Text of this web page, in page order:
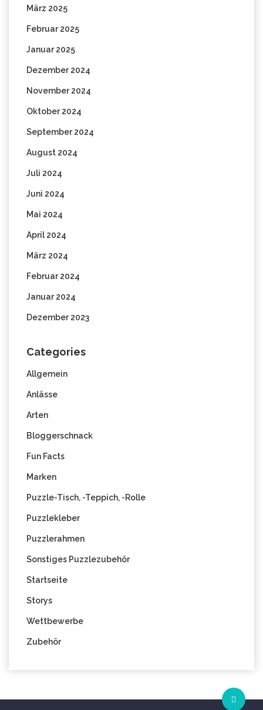
März 2025
Februar 2025
Januar 2025
Dezember 2024
November 2024
Oktober 2024
September 2024
August 2024
Juli 2024
Juni 2024
Mai 2024
April 2024
März 2024
Februar 2024
Januar 2024
Dezember 2023
Categories
Allgemein
Anlässe
Arten
Bloggerschnack
Fun Facts
Marken
Puzzle-Tisch, -Teppich, -Rolle
Puzzlekleber
Puzzlerahmen
Sonstiges Puzzlezubehör
Startseite
Storys
Wettbewerbe
Zubehör